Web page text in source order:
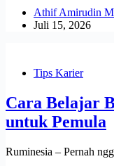
Athif Amirudin
Juli 15, 2026
Tips Karier
Cara Belajar
untuk Pemula
Ruminesia – Pernah